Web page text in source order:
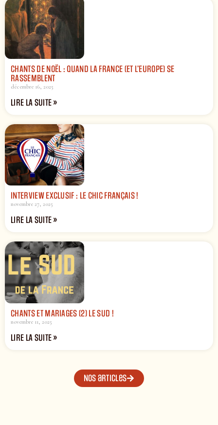
CHANTS DE NOËL : QUAND LA FRANCE (ET L’EUROPE) SE
RASSEMBLENT
décembre 16, 2025
LIRE LA SUITE »
INTERVIEW EXCLUSIF : LE CHIC FRANÇAIS !
novembre 27, 2025
LIRE LA SUITE »
CHANTS ET MARIAGES (2) LE SUD !
novembre 11, 2025
LIRE LA SUITE »
Nos articles